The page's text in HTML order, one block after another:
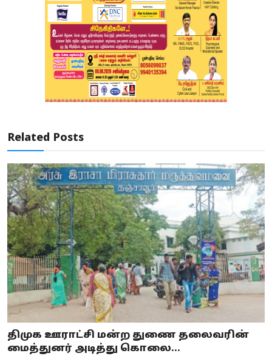
Related Posts
திமுக ஊராட்சி மன்ற துணை தலைவரின்
மைத்துனர் அடித்து கொலை...